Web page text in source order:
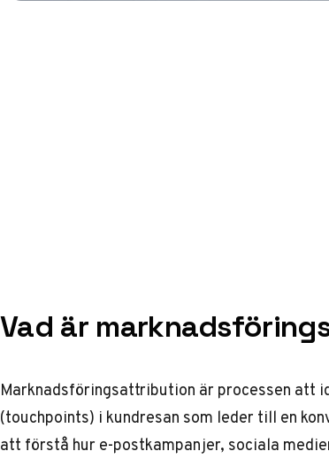
Vad är
Marknadsföringsattribution är processen att
(touchpoints) i kundresan som leder till en
att förstå hur e-postkampanjer, sociala